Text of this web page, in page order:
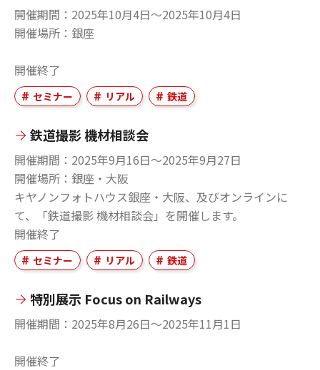
開催期間
2025年10月4日〜2025年10月4日
開催場所
銀座
開催終了
セミナー リアル 鉄道
鉄道撮影 機材相談会
開催期間
2025年9月16日〜2025年9月27日
開催場所
銀座・大阪
キヤノンフォトハウス銀座・大阪、及びオンラインに
て、「鉄道撮影 機材相談会」を開催します。
開催終了
セミナー リアル 鉄道
特別展示 Focus on Railways
開催期間 2025年8月26日〜2025年11月1日
開催終了